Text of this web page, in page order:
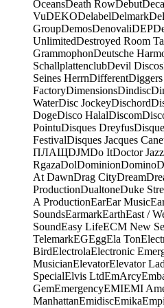
OceansDeath RowDebut
VuDEKODelabelDelmark
GroupDemosDenovaliDEP
UnlimitedDestroyed Room
GrammophonDeutsche
SchallplattenclubDevil Discos
Seines HerrnDifferentDiggers
FactoryDimensionsDindisc
WaterDisc JockeyDischord
DogeDisco HalalDiscom
PointuDisques Dreyfus
FestivalDisques Jacques
ПЛАЩDJMDo ItDoctor Jazz
RgazaDolDominionDomino
At DawnDrag CityDream
ProductionDualtoneDuke
A ProductionEarEar Music
SoundsEarmarkEarthEast /
SoundEasy LifeECM New
TelemarkEGEggEla Ton
BirdElectrolaElectronic
MusicianElevatorElevator
SpecialElvis LtdEmArcy
GemEmergencyEMIEMI
ManhattanEmidiscEmika